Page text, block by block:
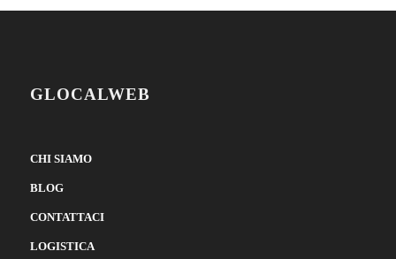
GLOCALWEB
CHI SIAMO
BLOG
CONTATTACI
LOGISTICA